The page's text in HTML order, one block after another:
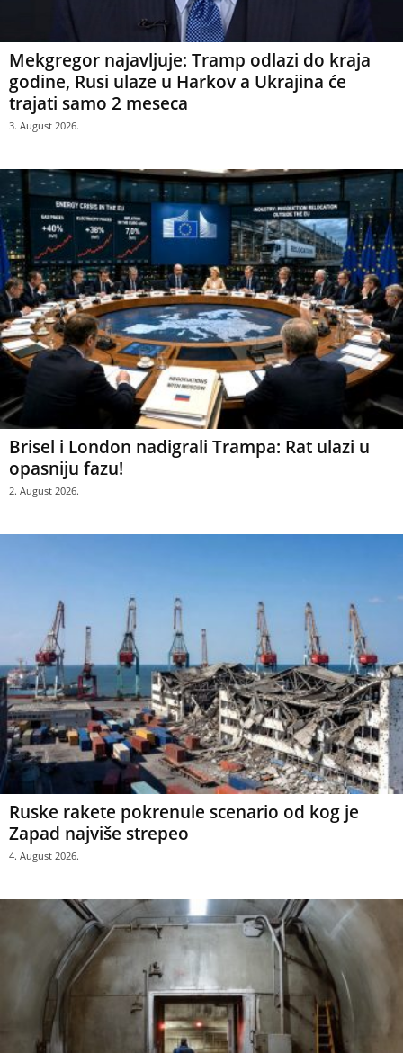
Mekgregor najavljuje: Tramp odlazi do kraja
godine, Rusi ulaze u Harkov a Ukrajina će
trajati samo 2 meseca
3. August 2026.
Brisel i London nadigrali Trampa: Rat ulazi u
opasniju fazu!
2. August 2026.
Ruske rakete pokrenule scenario od kog je
Zapad najviše strepeo
4. August 2026.